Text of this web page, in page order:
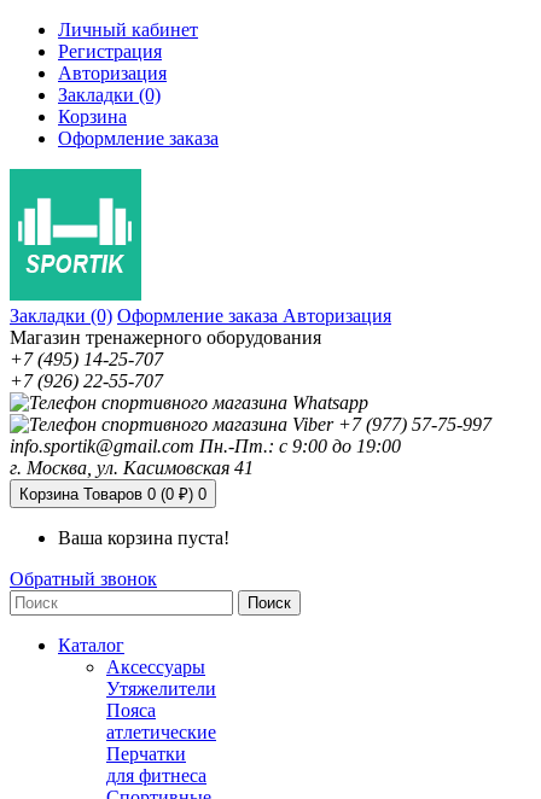
Личный кабинет
Регистрация
Авторизация
Закладки (0)
Корзина
Оформление заказа
Закладки (0) Оформление заказа Авторизация
Магазин тренажерного оборудования
+7 (495) 14-25-707
+7 (926) 22-55-707
+7 (977) 57-75-997
info.sportik@gmail.com Пн.-Пт.: с 9:00 до 19:00
г. Москва, ул. Касимовская 41
Корзина Товаров 0 (0 ₽) 0
Ваша корзина пуста!
Обратный звонок
Поиск
Каталог
Аксессуары
Утяжелители
Пояса
атлетические
Перчатки
для фитнеса